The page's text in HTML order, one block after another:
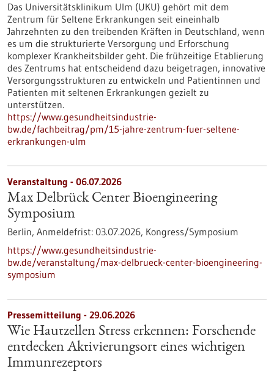
Das Universitätsklinikum Ulm (UKU) gehört mit dem
Zentrum für Seltene Erkrankungen seit eineinhalb
Jahrzehnten zu den treibenden Kräften in Deutschland, wenn
es um die strukturierte Versorgung und Erforschung
komplexer Krankheitsbilder geht. Die frühzeitige Etablierung
des Zentrums hat entscheidend dazu beigetragen, innovative
Versorgungsstrukturen zu entwickeln und Patientinnen und
Patienten mit seltenen Erkrankungen gezielt zu
unterstützen.
https://www.gesundheitsindustrie-
bw.de/fachbeitrag/pm/15-jahre-zentrum-fuer-seltene-
erkrankungen-ulm
Veranstaltung - 06.07.2026
Max Delbrück Center Bioengineering
Symposium
Berlin, Anmeldefrist: 03.07.2026, Kongress/Symposium
https://www.gesundheitsindustrie-
bw.de/veranstaltung/max-delbrueck-center-bioengineering-
symposium
Pressemitteilung - 29.06.2026
Wie Hautzellen Stress erkennen: Forschende
entdecken Aktivierungsort eines wichtigen
Immunrezeptors